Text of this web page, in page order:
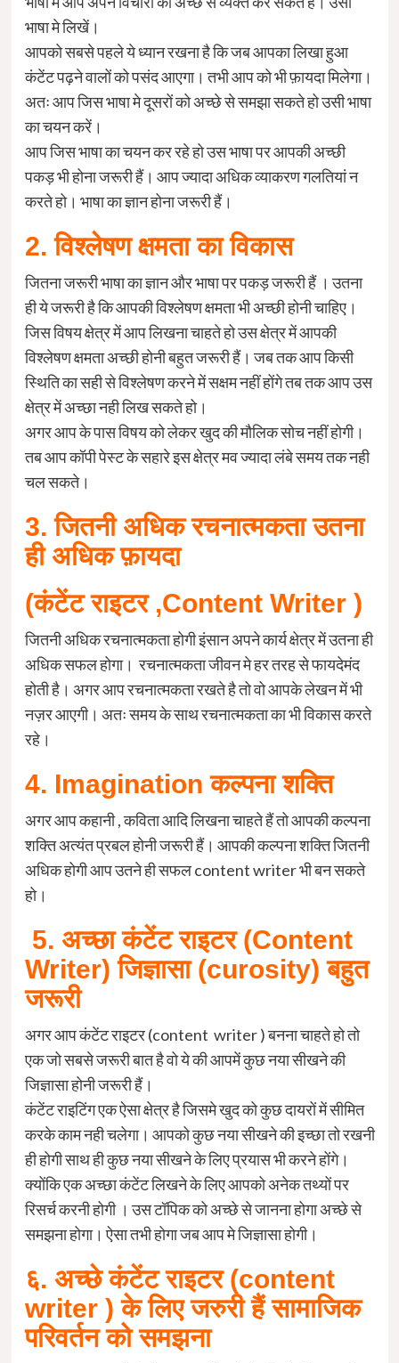
भाषा मे लिखें।
आपको सबसे पहले ये ध्यान रखना है कि जब आपका लिखा हुआ
कंटेंट पढ़ने वालों को पसंद आएगा। तभी आप को भी फ़ायदा मिलेगा।
अतः आप जिस भाषा मे दूसरों को अच्छे से समझा सकते हो उसी भाषा
का चयन करें।
आप जिस भाषा का चयन कर रहे हो उस भाषा पर आपकी अच्छी
पकड़ भी होना जरूरी हैं। आप ज्यादा अधिक व्याकरण गलतियां न
करते हो। भाषा का ज्ञान होना जरूरी हैं।
2. विश्लेषण क्षमता का विकास
जितना जरूरी भाषा का ज्ञान और भाषा पर पकड़ जरूरी हैं । उतना
ही ये जरूरी है कि आपकी विश्लेषण क्षमता भी अच्छी होनी चाहिए।
जिस विषय क्षेत्र में आप लिखना चाहते हो उस क्षेत्र में आपकी
विश्लेषण क्षमता अच्छी होनी बहुत जरूरी हैं। जब तक आप किसी
स्थिति का सही से विश्लेषण करने में सक्षम नहीं होंगे तब तक आप उस
क्षेत्र में अच्छा नही लिख सकते हो।
अगर आप के पास विषय को लेकर खुद की मौलिक सोच नहीं होगी।
तब आप कॉपी पेस्ट के सहारे इस क्षेत्र मव ज्यादा लंबे समय तक नही
चल सकते।
3‌. जितनी अधिक रचनात्मकता उतना
ही अधिक फ़ायदा
(कंटेंट राइटर ,Content Writer )
जितनी अधिक रचनात्मकता होगी इंसान अपने कार्य क्षेत्र में उतना ही
अधिक सफल होगा। रचनात्मकता जीवन मे हर तरह से फायदेमंद
होती है। अगर आप रचनात्मकता रखते है तो वो आपके लेखन में भी
नज़र आएगी। अतः समय के साथ रचनात्मकता का भी विकास करते
रहे।
4. Imagination कल्पना शक्ति
अगर आप कहानी , कविता आदि लिखना चाहते हैं तो आपकी कल्पना
शक्ति अत्यंत प्रबल होनी जरूरी हैं। आपकी कल्पना शक्ति जितनी
अधिक होगी आप उतने ही सफल content writer भी बन सकते
हो।
5. अच्छा कंटेंट राइटर (Content
Writer) जिज्ञासा (curosity) बहुत
जरूरी
अगर आप कंटेंट राइटर (content writer ) बनना चाहते हो तो
एक जो सबसे जरूरी बात है वो ये की आपमें कुछ नया सीखने की
जिज्ञासा होनी जरूरी हैं।
कंटेंट राइटिंग एक ऐसा क्षेत्र है जिसमे खुद को कुछ दायरों में सीमित
करके काम नही चलेगा। आपको कुछ नया सीखने की इच्छा तो रखनी
ही होगी साथ ही कुछ नया सीखने के लिए प्रयास भी करने होंगे।
क्योंकि एक अच्छा कंटेंट लिखने के लिए आपको अनेक तथ्यों पर
रिसर्च करनी होगी । उस टॉपिक को अच्छे से जानना होगा अच्छे से
समझना होगा। ऐसा तभी होगा जब आप मे जिज्ञासा होगी।
६. अच्छे कंटेंट राइटर (content
writer ) के लिए जरुरी हैं सामाजिक
परिवर्तन को समझना